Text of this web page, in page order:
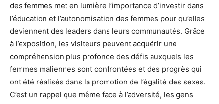
des femmes met en lumière l’importance d’investir dans
l’éducation et l’autonomisation des femmes pour qu’elles
deviennent des leaders dans leurs communautés. Grâce
à l’exposition, les visiteurs peuvent acquérir une
compréhension plus profonde des défis auxquels les
femmes maliennes sont confrontées et des progrès qui
ont été réalisés dans la promotion de l’égalité des sexes.
C’est un rappel que même face à l’adversité, les gens